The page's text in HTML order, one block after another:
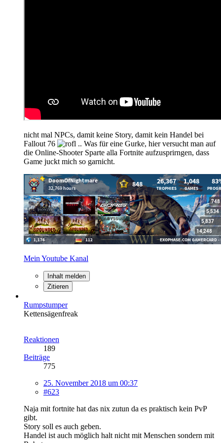
nicht mal NPCs, damit keine Story, damit kein Handel bei
Fallout 76
.. Was für eine Gurke, hier versucht man auf
die Online-Shooter Sparte alla Fortnite aufzusprirngen, dass
Game juckt mich so garnicht.
Mein Youtube Kanal
Inhalt melden
Zitieren
Rumpstumper
Kettensägenfreak
Reaktionen
189
Beiträge
775
25. November 2018 um 00:37
#623
Naja mit fortnite hat das nix zutun da es praktisch kein PvP
gibt.
Story soll es auch geben.
Handel ist auch möglich halt nicht mit Menschen sondern mit